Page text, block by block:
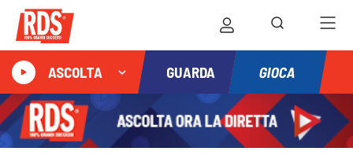
ASCOLTA GUARDA GIOCA